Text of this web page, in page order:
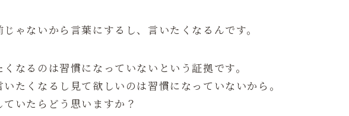
ゃないから言葉にするし、言いたくなるんです。
なるのは習慣になっていないという証拠です。
たくなるし見て欲しいのは習慣になっていないから。
いたらどう思いますか？